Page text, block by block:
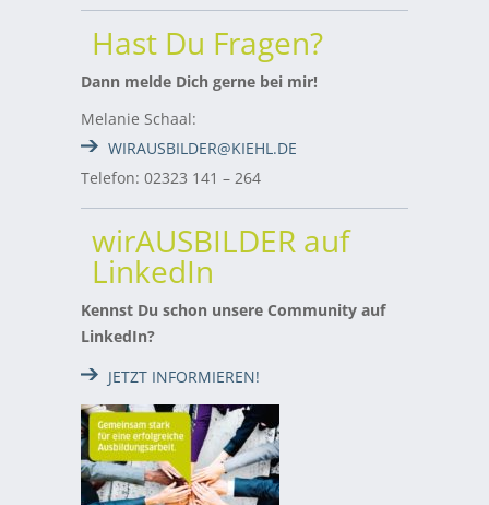
Hast Du Fragen?
Dann melde Dich gerne bei mir!
Melanie Schaal:
WIRAUSBILDER@KIEHL.DE
Telefon: 02323 141 – 264
wirAUSBILDER auf
LinkedIn
Kennst Du schon unsere Community auf
LinkedIn?
JETZT INFORMIEREN!